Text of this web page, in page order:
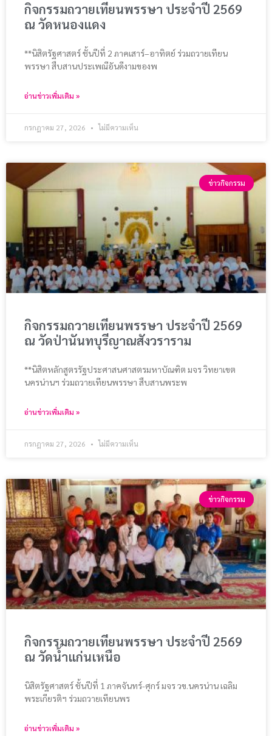
กิจกรรมถวายเทียนพรรษา ประจำปี 2569
ณ วัดหนองแดง
**นิสิตรัฐศาสตร์ ชั้นปีที่ 2 ภาคเสาร์–อาทิตย์ ร่วมถวายเทียน
พรรษา สืบสานประเพณีอันดีงามของพ
อ่านข่าวเพิ่มเติม »
กรกฎาคม 27, 2026 ไม่มีความเห็น
ข่าวกิจกรรม
กิจกรรมถวายเทียนพรรษา ประจำปี 2569
ณ วัดป่านันทบุรีญาณสังวราราม
**นิสิตหลักสูตรรัฐประศาสนศาสตรมหาบัณฑิต มจร วิทยาเขต
นครน่านฯ ร่วมถวายเทียนพรรษา สืบสานพระพ
อ่านข่าวเพิ่มเติม »
กรกฎาคม 27, 2026 ไม่มีความเห็น
ข่าวกิจกรรม
กิจกรรมถวายเทียนพรรษา ประจำปี 2569
ณ วัดน้ำแก่นเหนือ
นิสิตรัฐศาสตร์ ชั้นปีที่ 1 ภาคจันทร์-ศุกร์ มจร วข.นครน่าน เฉลิม
พระเกียรติฯ ร่วมถวายเทียนพร
อ่านข่าวเพิ่มเติม »